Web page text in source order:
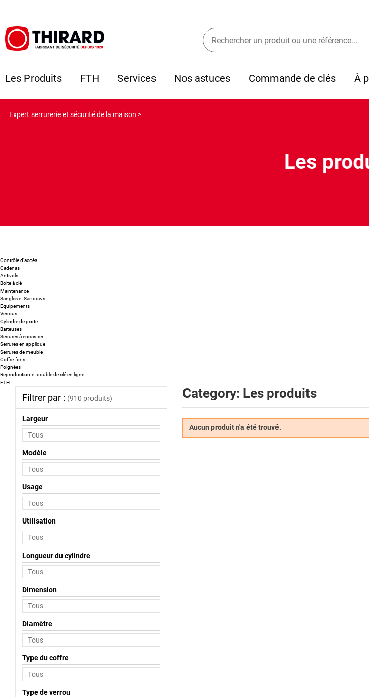
Les Produits FTH Services Nos astuces Commande de clés À
Expert serrurerie et sécurité de la maison >
Les
Contrôle d'accès
Cadenas
Antivols
Boite à clé
Maintenance
Sangles et Sandows
Equipements
Verrous
Cylindre de porte
Batteuses
Serrures à encastrer
Serrures en applique
Serrures de meuble
Coffre-forts
Poignées
Reproduction et double de clé en ligne
FTH
Category: Les produits
Aucun produit n'a été trouvé.
Filtrer par : (910 produits)
Largeur
Modèle
Usage
Utilisation
Longueur du cylindre
Dimension
Diamètre
Type du coffre
Type de verrou